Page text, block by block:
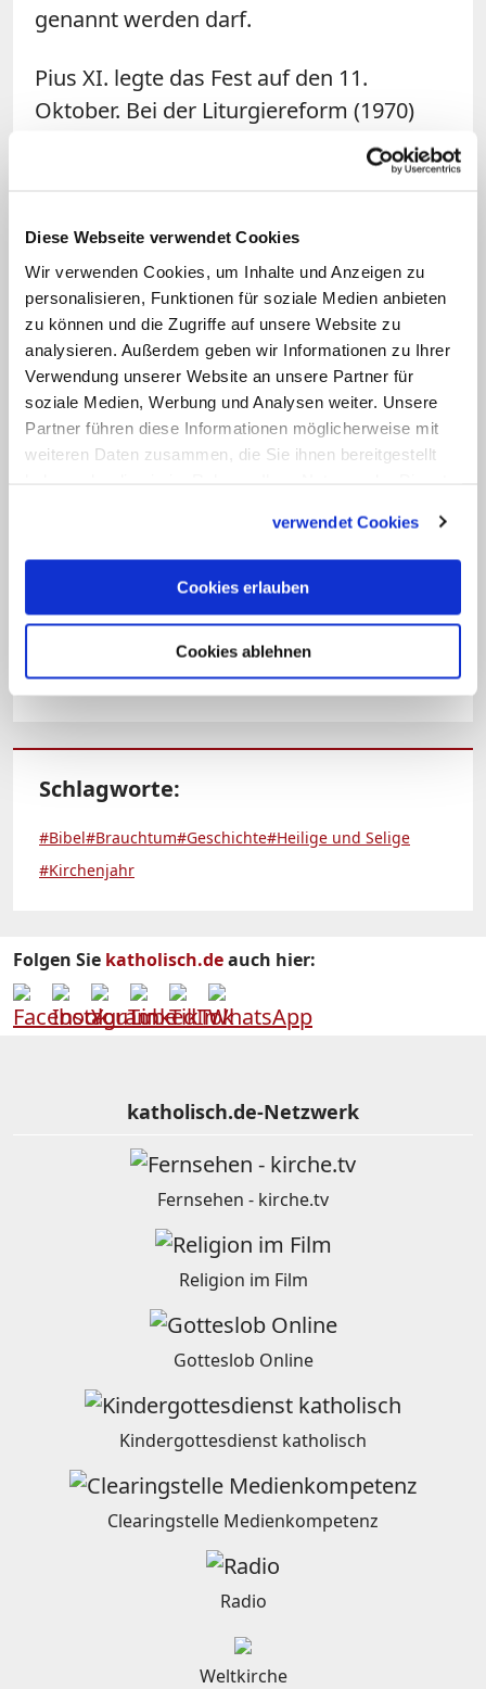
Diese Webseite verwendet Cookies
Wir verwenden Cookies, um Inhalte und Anzeigen zu
personalisieren, Funktionen für soziale Medien anbieten
zu können und die Zugriffe auf unsere Website zu
analysieren. Außerdem geben wir Informationen zu Ihrer
Verwendung unserer Website an unsere Partner für
soziale Medien, Werbung und Analysen weiter. Unsere
Partner führen diese Informationen möglicherweise mit
weiteren Daten zusammen, die Sie ihnen bereitgestellt
verwendet Cookies
Cookies erlauben
Cookies ablehnen
genannt werden darf.
Pius XI. legte das Fest auf den 11.
Oktober. Bei der Liturgiereform (1970)
wurde es auf den 1. Januar verlegt. Zuvor
hatte die Kirche an diesem Tag der
Gedenkfest, das aus Spanien stammend
im Mittelalter von Rom übernommen
wurde.
Das Marienfest am 1. Januar, an dem
auch der Namensgebung Jesu gedacht
wird, ist der erste von vielen
Gedenktagen an die Muttergottes im
Januar der Weltfriedenstag. Er wurde mit
der päpstlichen Botschaft vom 8.
Dezember 1967 von Papst Paul VI. ins
Leben gerufen und erstmals 1968
gefeiert. (meu)
Schlagworte:
#Bibel#Brauchtum#Geschichte#Heilige und Selige
#Kirchenjahr
Folgen Sie katholisch.deauch hier:
katholisch.de-Netzwerk
Fernsehen - kirche.tv
Religion im Film
Gotteslob Online
Kindergottesdienst katholisch
Clearingstelle Medienkompetenz
Radio
Weltkirche